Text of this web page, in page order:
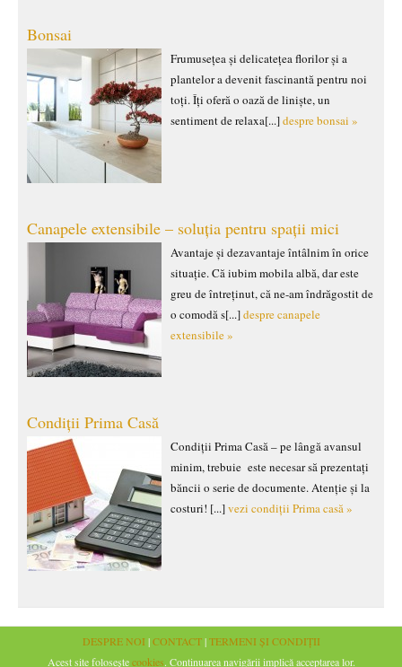
Bonsai
Frumusețea și delicatețea florilor și a
plantelor a devenit fascinantă pentru noi
toți. Îți oferă o oază de liniște, un
sentiment de relaxa[...]despre bonsai »
Canapele extensibile – soluția pentru spații mici
Avantaje și dezavantaje întâlnim în orice
situație. Că iubim mobila albă, dar este
greu de întreținut, că ne-am îndrăgostit de
o comodă s[...]despre canapele
extensibile »
Condiții Prima Casă
Condiții Prima Casă – pe lângă avansul
minim, trebuie este necesar să prezentați
băncii o serie de documente. Atenție și la
costuri! [...]vezi condiții Prima casă »
DESPRE NOI |CONTACT|TERMENI ȘI CONDIȚII
Acest site foloseștecookies. Continuarea navigării implică acceptarea lor.